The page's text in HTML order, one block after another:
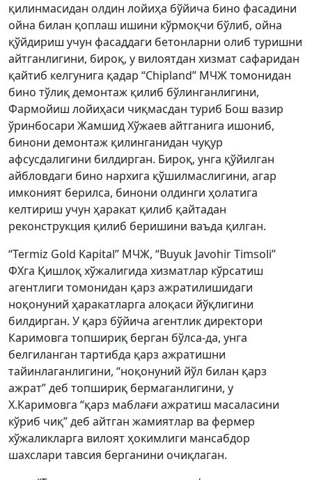
қилинмасидан олдин лойиҳа бўйича бино фасадини
ойна билан қоплаш ишини кўрмоқчи бўлиб, ойна
қўйдириш учун фасаддаги бетонларни олиб туришни
айтганлигини, бироқ, у вилоятдан хизмат сафаридан
қайтиб келгунига қадар “Сhipland” МЧЖ томонидан
бино тўлиқ демонтаж қилиб бўлинганлигини,
Фармойиш лойиҳаси чиқмасдан туриб Бош вазир
ўринбосари Жамшид Хўжаев айтганига ишониб,
бинони демонтаж қилинганидан чуқур
афсусдалигини билдирган. Бироқ, унга қўйилган
айбловдаги бино нархига қўшилмаслигини, агар
имконият берилса, бинони олдинги ҳолатига
келтириш учун ҳаракат қилиб қайтадан
реконструкция қилиб беришини ваъда қилган.
“Termiz Gold Kapital” МЧЖ, “Buyuk Javohir Timsoli”
ФХга Қишлоқ хўжалигида хизматлар кўрсатиш
агентлиги томонидан қарз ажратилишидаги
ноқонуний ҳаракатларга алоқаси йўқлигини
билдирган. У қарз бўйича агентлик директори
Каримовга топшириқ берган бўлса-да, унга
белгиланган тартибда қарз ажратишни
тайинлаганлигини, “ноқонуний йўл билан қарз
ажрат” деб топшириқ бермаганлигини, у
Х.Каримовга “қарз маблағи ажратиш масаласини
кўриб чиқ” деб айтган жамиятлар ва фермер
хўжаликларга вилоят ҳокимлиги мансабдор
шахслари тавсия берганини очиқлаган.